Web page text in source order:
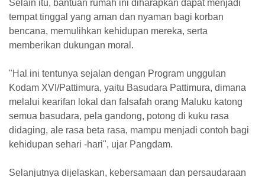
Selain itu, bantuan rumah ini diharapkan dapat menjadi
tempat tinggal yang aman dan nyaman bagi korban
bencana, memulihkan kehidupan mereka, serta
memberikan dukungan moral.
"Hal ini tentunya sejalan dengan Program unggulan
Kodam XVI/Pattimura, yaitu Basudara Pattimura, dimana
melalui kearifan lokal dan falsafah orang Maluku katong
semua basudara, pela gandong, potong di kuku rasa
didaging, ale rasa beta rasa, mampu menjadi contoh bagi
kehidupan sehari -hari", ujar Pangdam.
Selanjutnya dijelaskan, kebersamaan dan persaudaraan